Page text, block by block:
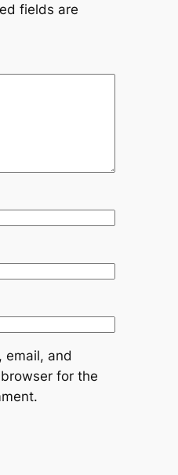
fields are
email, and
for the